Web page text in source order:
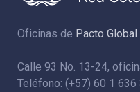
Oficinas de Pacto Global
Calle 93 No. 13-24,
Teléfono: (+57) 60 1 636